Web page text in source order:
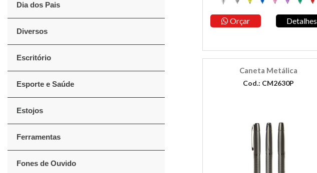
Dia dos Pais
Diversos
Escritório
Esporte e Saúde
Estojos
Ferramentas
Fones de Ouvido
Orçar Detalhes
Caneta Metálica
Cod.: CM2630P